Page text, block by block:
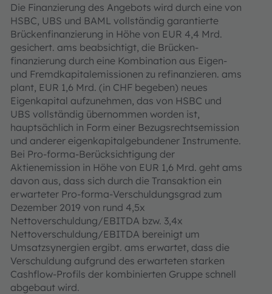
Die Finanzierung des Angebots wird durch eine von
HSBC, UBS und BAML vollständig garantierte
Brückenfinanzierung in Höhe von EUR 4,4 Mrd.
gesichert. ams beabsichtigt, die Brücken­
finanzierung durch eine Kombination aus Eigen-
und Fremdkapitalemissionen zu refinanzieren. ams
plant, EUR 1,6 Mrd. (in CHF begeben) neues
Eigenkapital aufzunehmen, das von HSBC und
UBS vollständig übernommen worden ist,
hauptsächlich in Form einer Bezugsrechtsemission
und anderer eigenkapitalgebundener Instrumente.
Bei Pro-forma-Berücksichtigung der
Aktienemission in Höhe von EUR 1,6 Mrd. geht ams
davon aus, dass sich durch die Transaktion ein
erwarteter Pro-forma-Verschuldungsgrad zum
Dezember 2019 von rund 4,5x
Nettoverschuldung/EBITDA bzw. 3,4x
Nettoverschuldung/EBITDA bereinigt um
Umsatzsynergien ergibt. ams erwartet, dass die
Verschuldung aufgrund des erwarteten starken
Cashflow-Profils der kombinierten Gruppe schnell
abgebaut wird.